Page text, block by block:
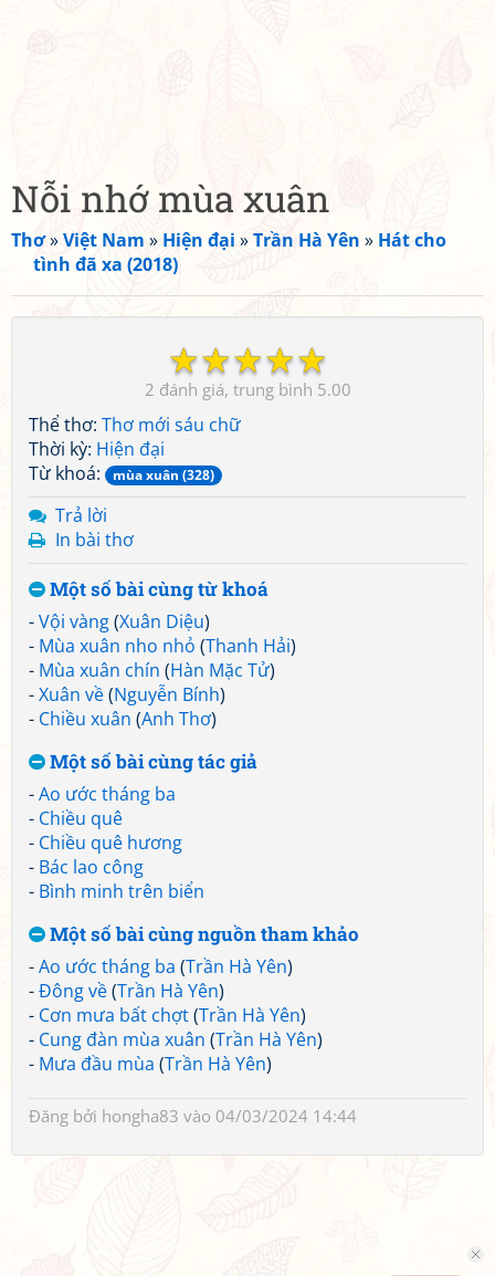
Nỗi nhớ mùa xuân
Thơ»Việt Nam » Hiện đại »Trần Hà Yên » Hát cho
tình đã xa (2018)
☆
☆
☆
☆
☆
2 5.00
Thể thơ: Thơ mới sáu chữ
Thời kỳ: Hiện đại
Từ khoá:
mùa xuân (328)
Trả lời
In bài thơ
Một số bài cùng từ khoá
-Vội vàng(Xuân Diệu)
- Mùa xuân nho nhỏ (Thanh Hải)
- Mùa xuân chín (Hàn Mặc Tử)
-Xuân về(Nguyễn Bính)
- Chiều xuân (Anh Thơ)
Một số bài cùng tác giả
-Ao ước tháng ba
- Chiều quê
- Chiều quê hương
- Bác lao công
- Bình minh trên biển
Một số bài cùng nguồn tham khảo
-Ao ước tháng ba (Trần Hà Yên)
-Đông về(Trần Hà Yên)
- Cơn mưa bất chợt(Trần Hà Yên)
- Cung đàn mùa xuân (Trần Hà Yên)
- Mưa đầu mùa (Trần Hà Yên)
Đăng bởi hongha83 vào 04/03/2024 14:44